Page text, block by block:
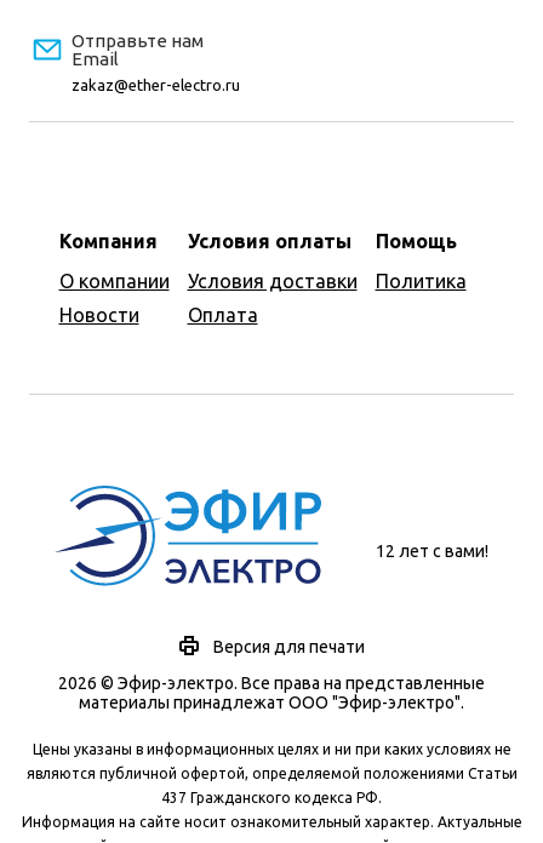
Отправьте нам
Email
zakaz@ether-electro.ru
Компания
О компании
Новости
Условия оплаты
Условия доставки
Оплата
Помощь
Политика
12 лет с вами!
Версия для печати
2026 © Эфир-электро. Все права на представленные
материалы принадлежат ООО "Эфир-электро".
Цены указаны в информационных целях и ни при каких условиях не
являются публичной офертой, определяемой положениями Статьи
437 Гражданского кодекса РФ.
Информация на сайте носит ознакомительный характер. Актуальные